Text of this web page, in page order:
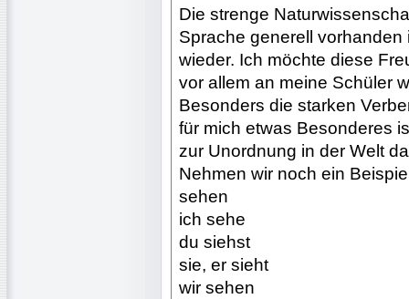
Die strenge
Sprache generell vorhanden
wieder. Ich möchte diese
vor allem an meine Schüler
Besonders die starken
für mich etwas Besonderes
zur Unordnung in der Welt
Nehmen wir noch ein
sehen
ich sehe
du siehst
sie, er sieht
wir sehen